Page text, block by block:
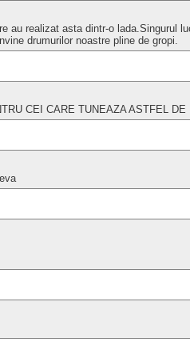
au realizat asta dintr-o lada.Singurul
drumurilor noastre pline de gropi.
CEI CARE TUNEAZA ASTFEL DE